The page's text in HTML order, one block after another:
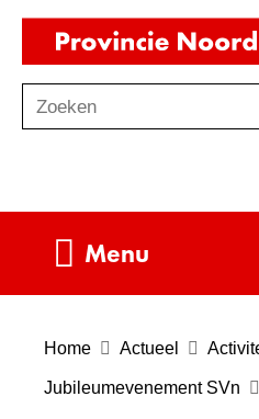
o
Zoeken
Menu
Home Actueel
Jubileumevenement SVn